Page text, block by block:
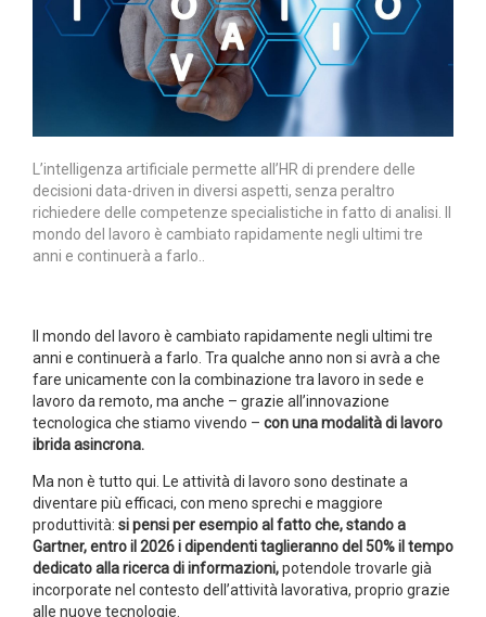
L’intelligenza artificiale permette all’HR di prendere delle
decisioni data-driven in diversi aspetti, senza peraltro
richiedere delle competenze specialistiche in fatto di analisi.
mondo del lavoro è cambiato rapidamente negli ultimi tre
anni e continuerà a farlo..
Il mondo del lavoro è cambiato rapidamente negli ultimi tre
anni e continuerà a farlo. Tra qualche anno non si avrà a che
fare unicamente con la combinazione tra lavoro in sede e
lavoro da remoto, ma anche – grazie all’innovazione
tecnologica che stiamo vivendo – con una modalità di lavoro
ibrida asincrona.
Ma non è tutto qui. Le attività di lavoro sono destinate a
diventare più efficaci, con meno sprechi e maggiore
produttività: si pensi per esempio al fatto che, stando a
Gartner, entro il 2026 i dipendenti taglieranno del 50% il tempo
dedicato alla ricerca di informazioni,potendole trovarle già
incorporate nel contesto dell’attività lavorativa, proprio grazie
alle nuove tecnologie.